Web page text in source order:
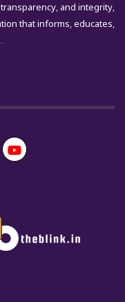
and integrity,
that informs, educates,